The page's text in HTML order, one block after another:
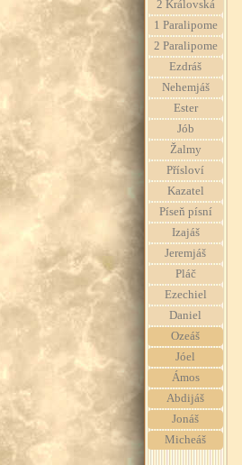
2 Královská
1 Paralipome
2 Paralipome
Ezdráš
Nehemjáš
Ester
Jób
Žalmy
Přísloví
Kazatel
Píseň písní
Izajáš
Jeremjáš
Pláč
Ezechiel
Daniel
Ozeáš
Jóel
Ámos
Abdijáš
Jonáš
Micheáš